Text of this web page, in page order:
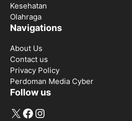
Kesehatan
Olahraga
Navigations
About Us
Contact us
Privacy Policy
Perdoman Media Cyber
Follow us
X Facebook
Instagram